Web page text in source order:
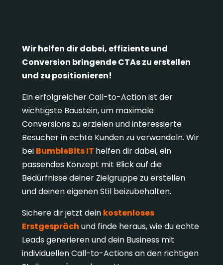
Wir helfen dir dabei, effiziente und
Conversion bringende CTAs zu erstellen
und zu positionieren!
Ein erfolgreicher Call-to-Action ist der
wichtigste Baustein, um maximale
Conversions zu erzielen und interessierte
Besucher in echte Kunden zu verwandeln. Wir
bei BumbleBits IT helfen dir dabei, ein
passendes Konzept mit Blick auf die
Bedürfnisse deiner Zielgruppe zu erstellen
und deinen eigenen Stil beizubehalten.
Sichere dir jetzt dein kostenloses
Erstgespräch und finde heraus, wie du echte
Leads generieren und dein Business mit
individuellen Call-to-Actions an den richtigen